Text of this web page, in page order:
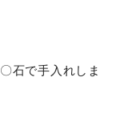
石で手入れしま